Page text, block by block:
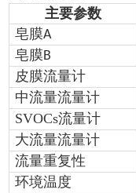
主要参数
皂膜A
皂膜B
皮膜流量计
中流量流量计
SVOCs流量计
大流量流量计
流量重复性
环境温度